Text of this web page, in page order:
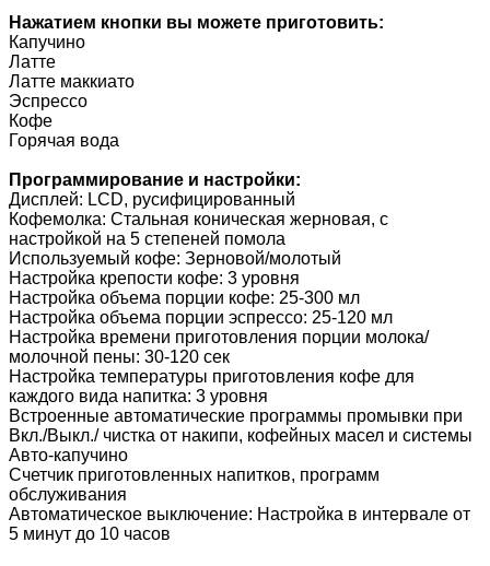
Нажатием кнопки вы можете приготовить:
Капучино
Латте
Латте маккиато
Эспрессо
Кофе
Горячая вода
Программирование и настройки:
Дисплей: LCD, русифицированный
Кофемолка: Cтальная коническая жерновая, с
настройкой на 5 степеней помола
Используемый кофе: Зерновой/молотый
Настройка крепости кофе: 3 уровня
Настройка объема порции кофе: 25-300 мл
Настройка объема порции эспрессо: 25-120 мл
Настройка времени приготовления порции молока/
молочной пены: 30-120 сек
Настройка температуры приготовления кофе для
каждого вида напитка: 3 уровня
Встроенные автоматические программы промывки при
Вкл./Выкл./ чистка от накипи, кофейных масел и системы
Авто-капучино
Счетчик приготовленных напитков, программ
обслуживания
Автоматическое выключение: Настройка в интервале от
5 минут до 10 часов